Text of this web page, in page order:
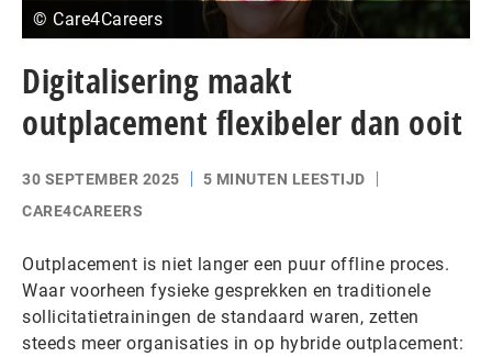
© Care4Careers
Digitalisering maakt
outplacement flexibeler dan ooit
30 SEPTEMBER 2025
5 MINUTEN LEESTIJD
CARE4CAREERS
Outplacement is niet langer een puur offline proces.
Waar voorheen fysieke gesprekken en traditionele
sollicitatietrainingen de standaard waren, zetten
steeds meer organisaties in op hybride outplacement: